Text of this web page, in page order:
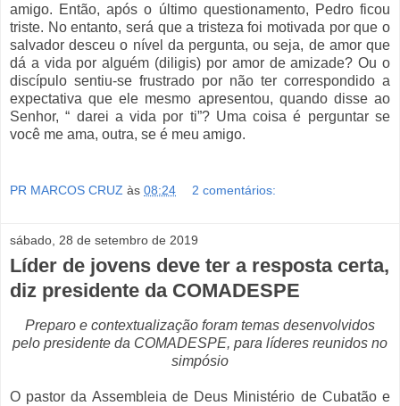
amigo. Então, após o último questionamento, Pedro ficou
triste. No entanto, será que a tristeza foi motivada por que o
salvador desceu o nível da pergunta, ou seja, de amor que
dá a vida por alguém (diligis) por amor de amizade? Ou o
discípulo sentiu-se frustrado por não ter correspondido a
expectativa que ele mesmo apresentou, quando disse ao
Senhor, “ darei a vida por ti”? Uma coisa é perguntar se
você me ama, outra, se é meu amigo.
PR MARCOS CRUZ às 08:24 2 comentários:
sábado, 28 de setembro de 2019
Líder de jovens deve ter a resposta certa,
diz presidente da COMADESPE
Preparo e contextualização foram temas desenvolvidos
pelo presidente da COMADESPE, para líderes reunidos no
simpósio
O pastor da Assembleia de Deus Ministério de Cubatão e